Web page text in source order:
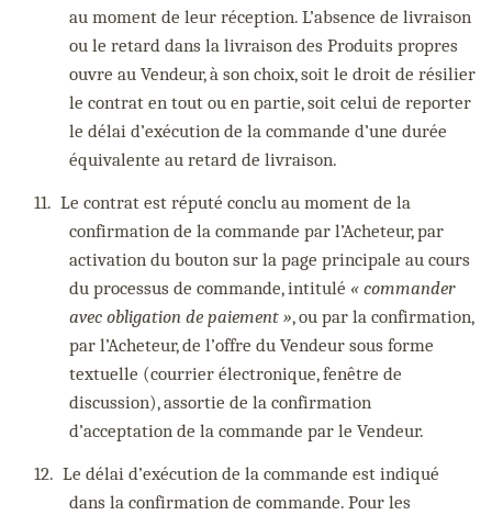
au moment de leur réception. L’absence de livraison
ou le retard dans la livraison des Produits propres
ouvre au Vendeur, à son choix, soit le droit de résilier
le contrat en tout ou en partie, soit celui de reporter
le délai d’exécution de la commande d’une durée
équivalente au retard de livraison.
11. Le contrat est réputé conclu au moment de la
confirmation de la commande par l’Acheteur, par
activation du bouton sur la page principale au cours
du processus de commande, intitulé « commander
avec obligation de paiement », ou par la confirmation,
par l’Acheteur, de l’offre du Vendeur sous forme
textuelle (courrier électronique, fenêtre de
discussion), assortie de la confirmation
d’acceptation de la commande par le Vendeur.
12. Le délai d’exécution de la commande est indiqué
dans la confirmation de commande. Pour les